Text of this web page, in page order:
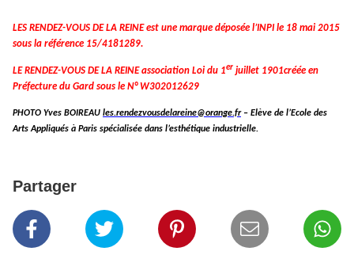
LES RENDEZ-VOUS DE LA REINE est une marque déposée l’INPI le 18 mai 2015
sous la référence 15/4181289.
LE RENDEZ-VOUS DE LA REINE association Loi du 1er juillet 1901créée en
Préfecture du Gard sous le N° W302012629
PHOTO Yves BOIREAU les.rendezvousdelareine@orange.fr– Elève de l’Ecole des
Arts Appliqués à Paris spécialisée dans l’esthétique industrielle.
Partager